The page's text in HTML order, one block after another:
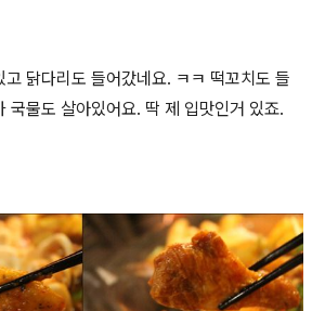
고 닭다리도 들어갔네요. ㅋㅋ 떡꼬치도 들
국물도 살아있어요. 딱 제 입맛인거 있죠.